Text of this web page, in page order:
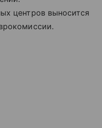
центров выносится